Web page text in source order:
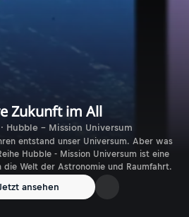
Zukunft im All
· Hubble - Mission Universum
entstand unser Universum. Aber was
Hubble - Mission Universum ist eine
die Welt der Astronomie und Raumfahrt.
ansehen